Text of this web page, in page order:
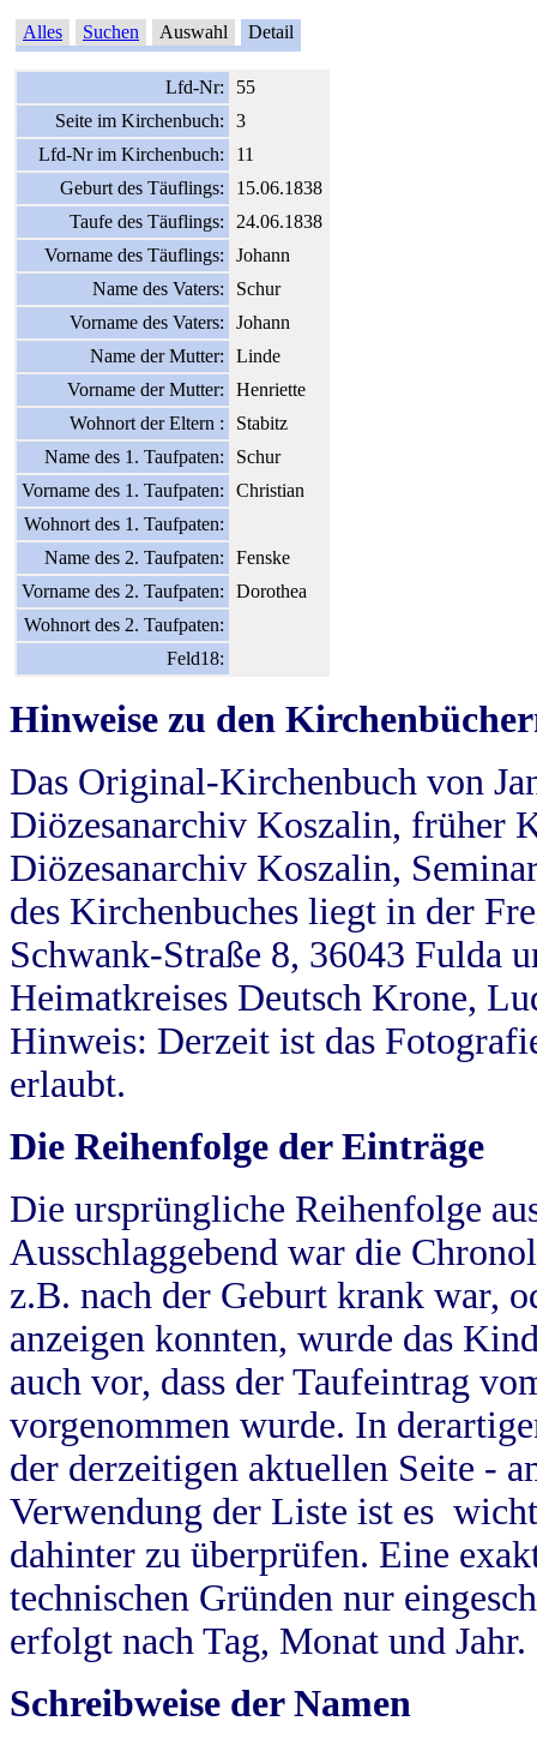
Alles Suchen Auswahl Detail
Lfd-Nr:
55
Seite im Kirchenbuch:
3
Lfd-Nr im Kirchenbuch:
11
Geburt des Täuflings:
15.06.1838
Taufe des Täuflings:
24.06.1838
Vorname des Täuflings:
Johann
Name des Vaters:
Schur
Vorname des Vaters:
Johann
Name der Mutter:
Linde
Vorname der Mutter:
Henriette
Wohnort der Eltern :
Stabitz
Name des 1. Taufpaten:
Schur
Vorname des 1. Taufpaten:
Christian
Wohnort des 1. Taufpaten:
Name des 2. Taufpaten:
Fenske
Vorname des 2. Taufpaten:
Dorothea
Wohnort des 2. Taufpaten:
Feld18:
Hinweise zu den
Das Original-Kirchenbuch von
Diözesanarchiv Koszalin, früher
Diözesanarchiv Koszalin,
des Kirchenbuches liegt in der
Schwank-Straße 8, 36043 Fulda
Heimatkreises Deutsch Krone,
Hinweis: Derzeit ist das
erlaubt.
Die Reihenfolge der Einträge
Die ursprüngliche Reihenfolge
Ausschlaggebend war die
z.B. nach der Geburt krank war,
anzeigen konnten, wurde das
auch vor, dass der Taufeintrag
vorgenommen wurde. In
der derzeitigen aktuellen Seite -
Verwendung der Liste ist es
dahinter zu überprüfen. Eine
technischen Gründen nur
erfolgt nach Tag, Monat und Jahr.
Schreibweise der Namen